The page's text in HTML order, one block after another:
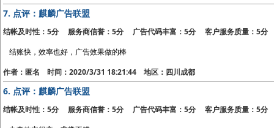
7. 点评：麒麟广告联盟
结帐及时性：5分 服务商信誉：5分 广告代码丰富：5分 客户服务质量：5分
结账快，效率也好，广告效果做的棒
作者：匿名 时间：2020/3/31 18:21:44 地区：四川成都
6. 点评：麒麟广告联盟
结帐及时性：5分 服务商信誉：5分 广告代码丰富：5分 客户服务质量：5分